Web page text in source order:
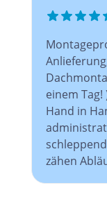
einem Tag!
Hand in
zähen